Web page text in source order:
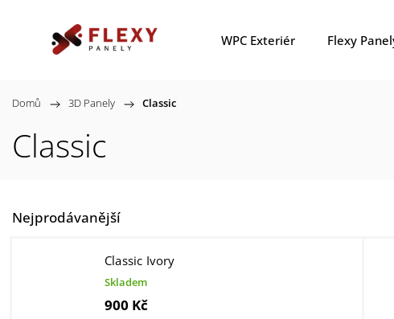
WPC Exteriér Flexy
Domů / 3D Panely / Classic
Classic
Nejprodávanější
Classic Ivory
Skladem
900 Kč